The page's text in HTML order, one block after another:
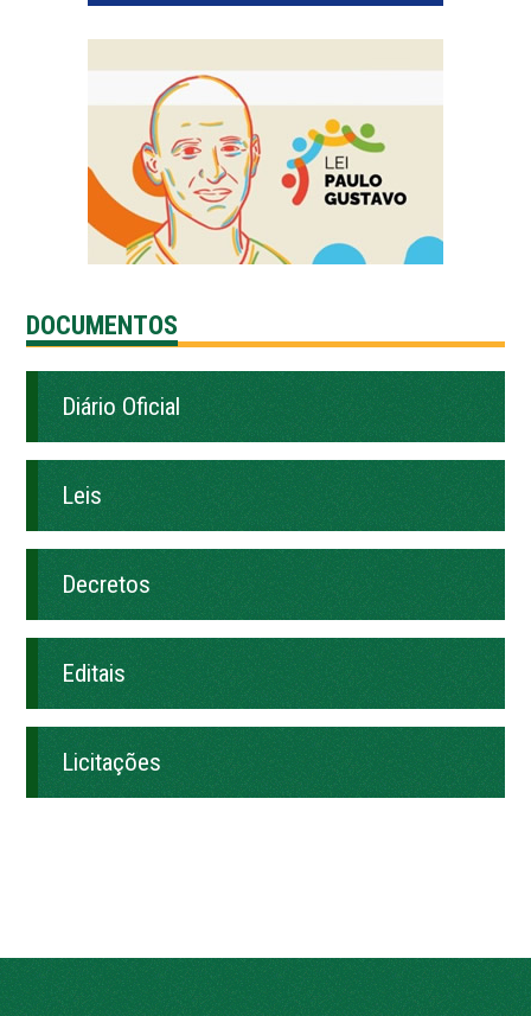
DOCUMENTOS
Diário Oficial
Leis
Decretos
Editais
Licitações